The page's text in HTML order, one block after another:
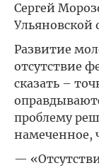
Сергей
Ульяновской
Развитие
отсутствие
сказать –
проблему
намеченное,
—